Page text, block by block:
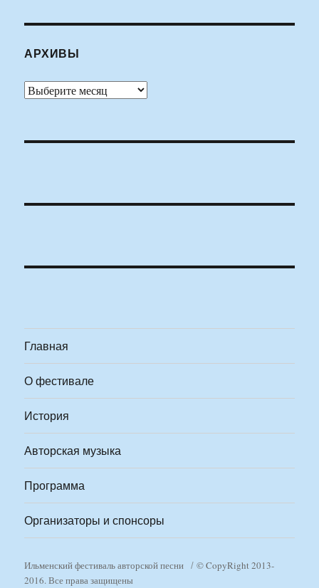
АРХИВЫ
Архивы
Главная
О фестивале
История
Авторская музыка
Программа
Организаторы и спонсоры
Ильменский фестиваль авторской песни
© CopyRight 2013-
2016. Все права защищены